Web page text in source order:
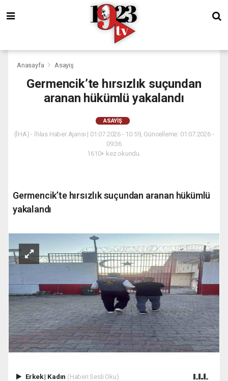
Anasayfa Asayiş
Germencik’te hırsızlık suçundan
aranan hükümlü yakalandı
ASAYIŞ
(İHA) - İhlas Haber Ajansı | 01.07.2026 - 10:59, Güncelleme: 01.07.2026 -
09:36
1610+ kez okundu.
Germencik’te hırsızlık suçundan aranan hükümlü
yakalandı
Erkek| Kadın (Haberi Sesli Oku)